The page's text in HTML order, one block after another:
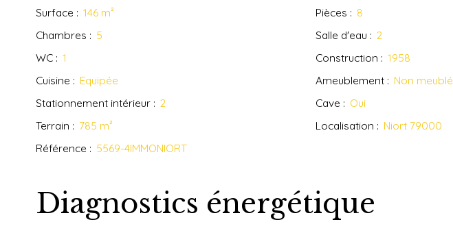
Surface : 146 m² Pièces : 8
Chambres : 5 Salle d'eau : 2
WC : 1 Construction : 1958
Cuisine : Equipée Ameublement: Non meublé
Stationnement intérieur : 2 Cave : Oui
Terrain : 785 m² Localisation : Niort 79000
Référence : 5569-4IMMONIORT
Diagnostics énergétique